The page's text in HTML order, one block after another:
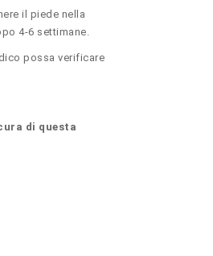
il piede nella
4-6 settimane.
possa verificare
di questa